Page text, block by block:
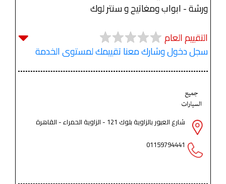
ورشة - ابواب ومغاتيح و سنتر لوك
التقييم العام
سجل دخول وشارك معنا تقييمك لمستوى الخدمة
شارع العبور بالزاوية بلوك 121 - الزاوية الحمراء - القاهرة
01159794441